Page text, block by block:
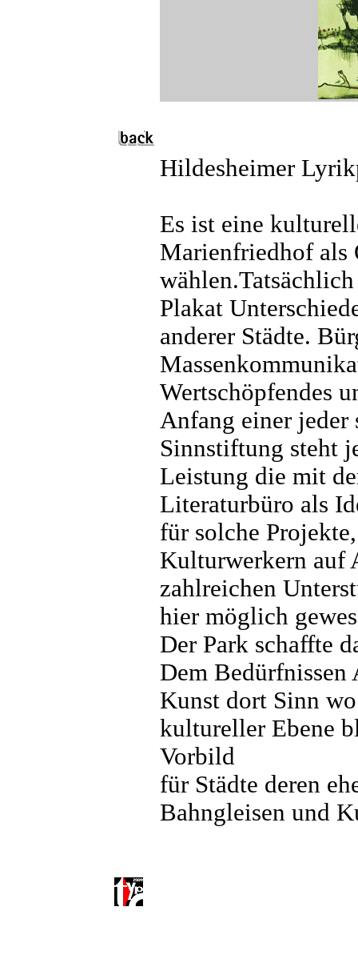
Hildesheimer
Es ist eine
Marienfriedhof als
Plakat
anderer Städte.
Wertschöpfendes
Anfang einer jeder
Sinnstiftung steht
Leistung die mit
Literaturbüro als
für solche
Kulturwerkern auf
zahlreichen
hier möglich
Der Park schaffte
Dem Bedürfnissen
Kunst dort Sinn
kultureller Ebene
Vorbild
für Städte deren
Bahngleisen und